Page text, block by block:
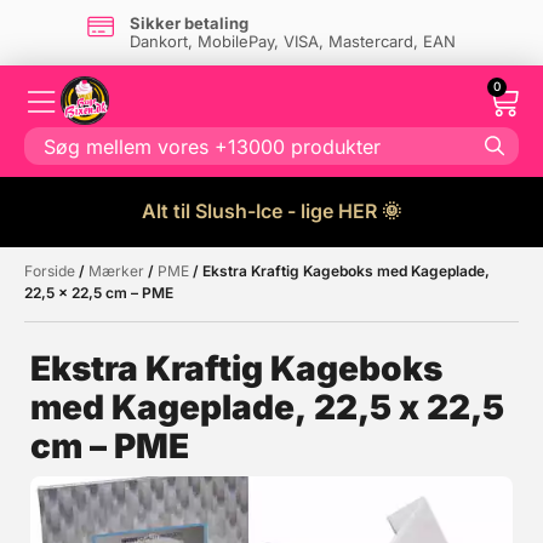
Sikker betaling
Dankort, MobilePay, VISA, Mastercard, EAN
0
Alt til Slush-Ice - lige HER 🌞
Måske kunne nogle af disse
Forside / Mærker / PME / Ekstra Kraftig Kageboks med Kageplade,
22,5 x 22,5 cm – PME
Ekstra Kraftig Kageboks
med Kageplade, 22,5 x 22,5
cm – PME